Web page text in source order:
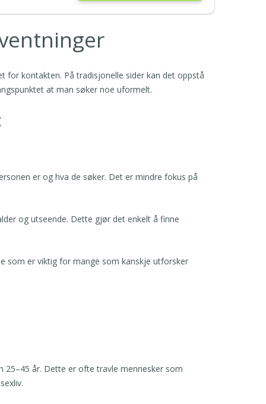
for kontakten. På tradisjonelle sider kan det oppstå
at man søker noe uformelt.
er og hva de søker. Det er mindre fokus på
og utseende. Dette gjør det enkelt å finne
som er viktig for mange som kanskje utforsker
25–45 år. Dette er ofte travle mennesker som